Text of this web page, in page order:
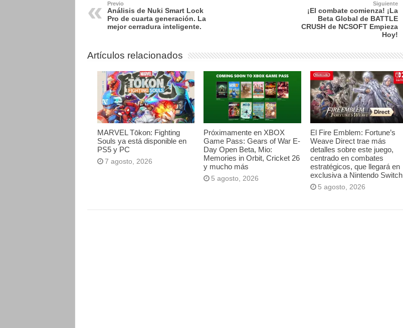
Previo
Análisis de Nuki Smart Lock
Pro de cuarta generación. La
mejor cerradura inteligente.
Siguiente
¡El combate comienza! ¡La
Beta Global de BATTLE
CRUSH de NCSOFT Empieza
Hoy!
Artículos relacionados
MARVEL Tōkon: Fighting
Souls ya está disponible en
PS5 y PC
7 agosto, 2026
Próximamente en XBOX
Game Pass: Gears of War E-
Day Open Beta, Mio:
Memories in Orbit, Cricket 26
y mucho más
5 agosto, 2026
El Fire Emblem: Fortune’s
Weave Direct trae más
detalles sobre este juego,
centrado en combates
estratégicos, que llegará en
exclusiva a Nintendo Switch
5 agosto, 2026